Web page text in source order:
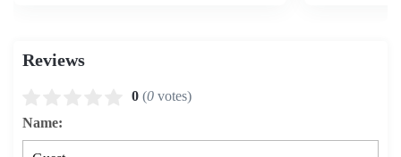
Reviews
0 (0 votes)
Name: